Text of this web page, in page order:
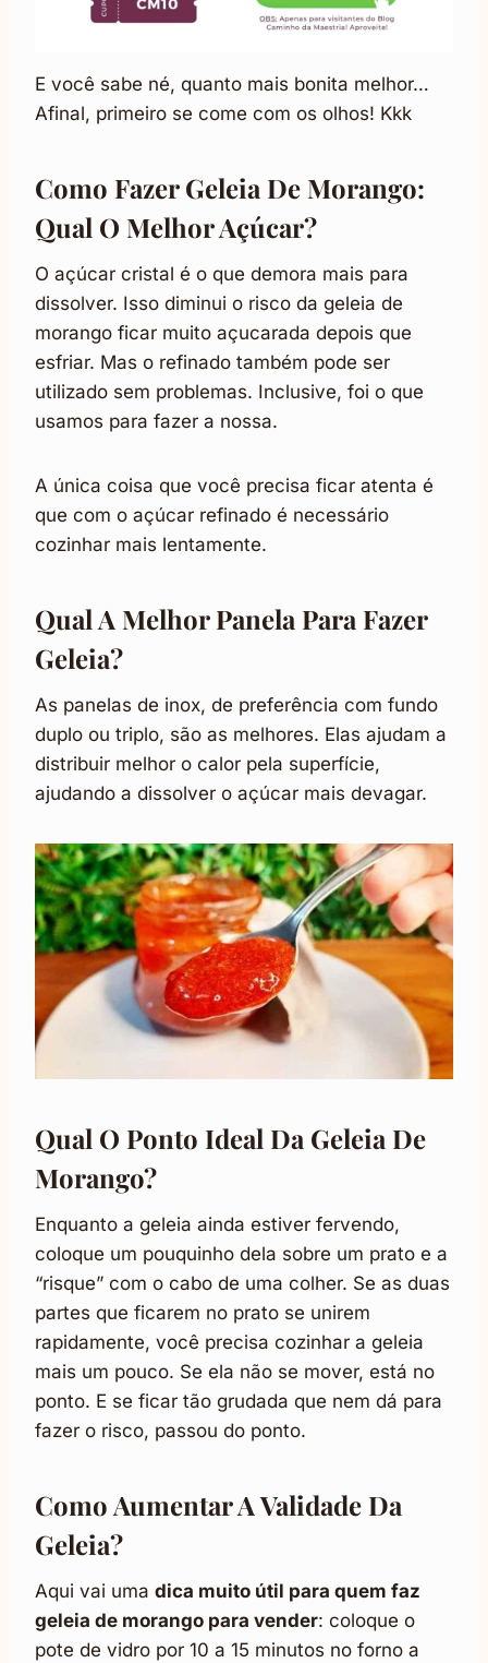
E você sabe né, quanto mais bonita melhor…
Afinal, primeiro se come com os olhos! Kkk
Como Fazer Geleia De Morango:
Qual O Melhor Açúcar?
O açúcar cristal é o que demora mais para
dissolver. Isso diminui o risco da geleia de
morango ficar muito açucarada depois que
esfriar. Mas o refinado também pode ser
utilizado sem problemas. Inclusive, foi o que
usamos para fazer a nossa.
A única coisa que você precisa ficar atenta é
que com o açúcar refinado é necessário
cozinhar mais lentamente.
Qual A Melhor Panela Para Fazer
Geleia?
As panelas de inox, de preferência com fundo
duplo ou triplo, são as melhores. Elas ajudam a
distribuir melhor o calor pela superfície,
ajudando a dissolver o açúcar mais devagar.
Qual O Ponto Ideal Da Geleia De
Morango?
Enquanto a geleia ainda estiver fervendo,
coloque um pouquinho dela sobre um prato e a
“risque” com o cabo de uma colher. Se as duas
partes que ficarem no prato se unirem
rapidamente, você precisa cozinhar a geleia
mais um pouco. Se ela não se mover, está no
ponto. E se ficar tão grudada que nem dá para
fazer o risco, passou do ponto.
Como Aumentar A Validade Da
Geleia?
Aqui vai uma dica muito útil para quem faz
geleia de morango para vender: coloque o
pote de vidro por 10 a 15 minutos no forno a